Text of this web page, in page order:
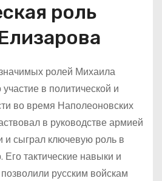
роль
ролей Михаила
в политической и
во время Наполеоновских
в руководстве армией
и сыграл ключевую роль в
тактические навыки и
русским войскам